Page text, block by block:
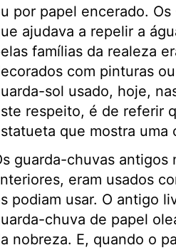
por papel encerado.
ajudava a repelir a
famílias da realeza
com pinturas
sol usado, hoje,
respeito, é de referir
que mostra uma
guarda-chuvas
eram usados
podiam usar. O antigo
chuva de papel
nobreza. E, quando o